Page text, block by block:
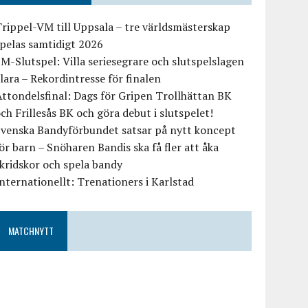
VM till Uppsala – tre världsmästerskap
samtidigt 2026
Slutspel: Villa seriesegrare och slutspelslagen
– Rekordintresse för finalen
Dags för Gripen Trollhättan BK
Frillesås BK och göra debut i slutspelet!
Bandyförbundet satsar på nytt koncept
barn – Snöharen Bandis ska få fler att åka
och spela bandy
Trenationers i Karlstad
MATCHNYTT